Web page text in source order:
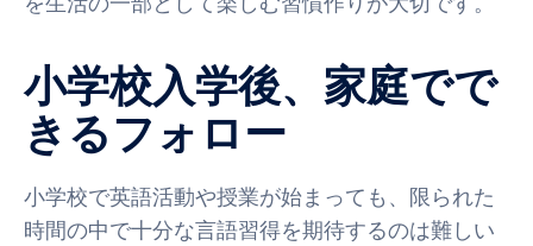
小学校入学後、家庭でで
きるフォロー
小学校で英語活動や授業が始まっても、限られた
時間の中で十分な言語習得を期待するのは難しい